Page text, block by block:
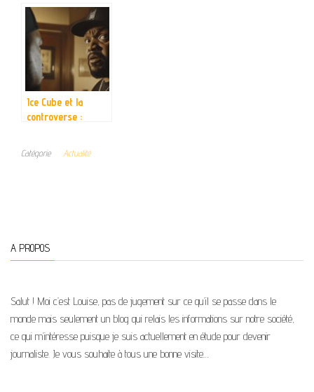
approche
systemique
Ice Cube et la
controverse :
décès d’Eazy-E
Catégorie Actualité
A PROPOS
Salut ! Moi c’est Louise, pas de jugement sur ce qu’il se passe dans le
monde mais seulement un blog qui relais les informations sur notre société,
ce qui m’intéresse puisque je suis actuellement en étude pour devenir
journaliste. Je vous souhaite à tous une bonne visite…